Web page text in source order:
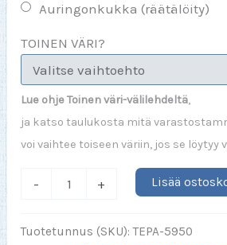
Auringonkukka (räätälöity)
TOINEN VÄRI?
Lue ohje Toinen väri-välilehdeltä,
ja katso taulukosta mitä
voi vaihtee toiseen väriin, jos se löytyy
-
Vintage
+ Lisää
Tuotetunnus (SKU):TEPA-5950